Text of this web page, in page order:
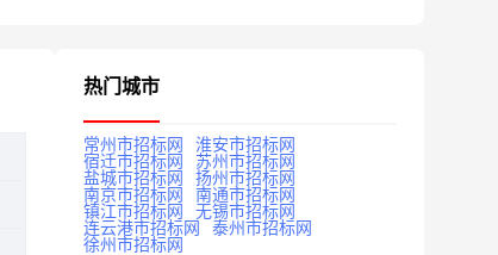
热门城市
常州市招标网
淮安市招标网
宿迁市招标网
苏州市招标网
盐城市招标网
扬州市招标网
南京市招标网
南通市招标网
镇江市招标网
无锡市招标网
连云港市招标网
泰州市招标网
徐州市招标网